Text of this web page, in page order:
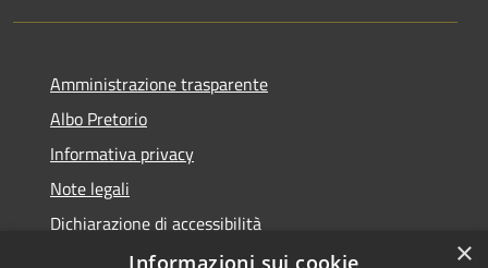
Amministrazione trasparente
Albo Pretorio
Informativa privacy
Note legali
Dichiarazione di accessibilità
×
Informazioni sui cookie